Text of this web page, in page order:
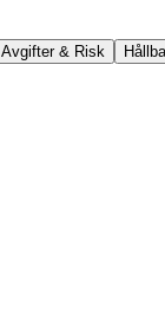
Avgifter & Risk